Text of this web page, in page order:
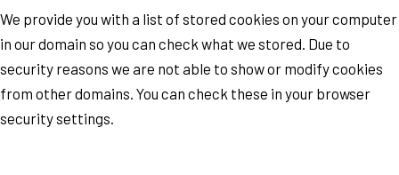
We provide you with a list of stored cookies on your computer
in our domain so you can check what we stored. Due to
security reasons we are not able to show or modify cookies
from other domains. You can check these in your browser
security settings.